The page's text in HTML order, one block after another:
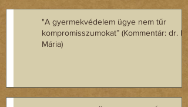
"A gyermekvédelem ügye nem tűr
kompromisszumokat” (Kommentár: dr.
Mária)